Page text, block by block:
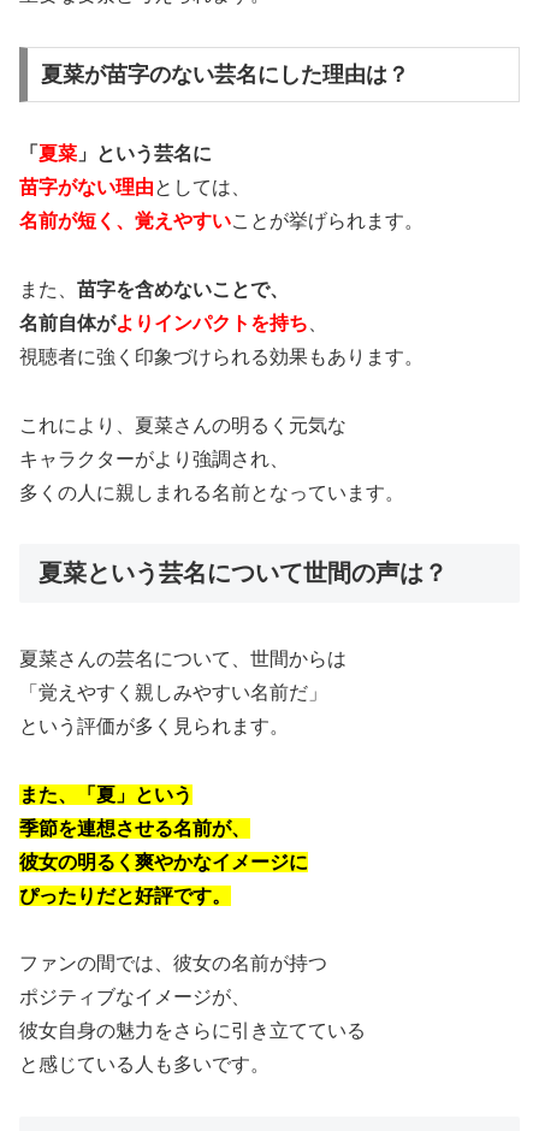
夏菜が苗字のない芸名にした理由は？
「 夏菜 」という芸名に
苗字がない理由としては、
名前が短く、覚えやすいことが挙げられます。
また、 苗字を含めないことで、
名前自体がよりインパクトを持ち
視聴者に強く印象づけられる効果もあります。
これにより、夏菜さんの明るく元気な
キャラクターがより強調され、
多くの人に親しまれる名前となっています。
夏菜という芸名について世間の声は？
夏菜さんの芸名について、世間からは
「覚えやすく親しみやすい名前だ」
という評価が多く見られます。
また、「夏」という
季節を連想させる名前が、
彼女の明るく爽やかなイメージに
ぴったりだと好評です。
ファンの間では、彼女の名前が持つ
ポジティブなイメージが、
彼女自身の魅力をさらに引き立てている
と感じている人も多いです。